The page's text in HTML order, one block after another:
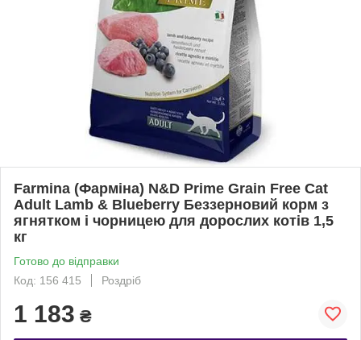
Farmina (Фарміна) N&D Prime Grain Free Cat
Adult Lamb & Blueberry Беззерновий корм з
ягнятком і чорницею для дорослих котів 1,5
кг
Готово до відправки
Код: 156 415
Роздріб
1 183 ₴